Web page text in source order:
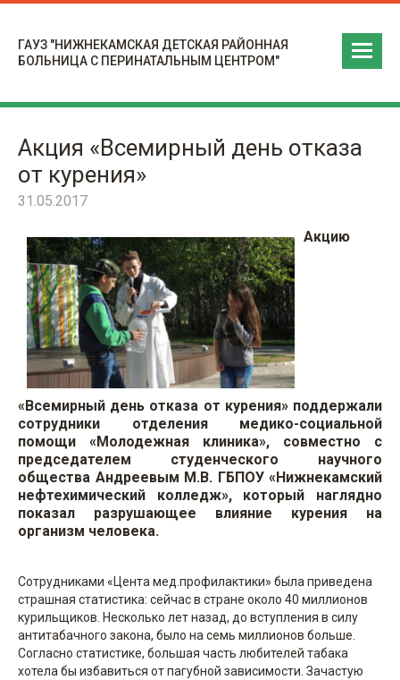
ГАУЗ "НИЖНЕКАМСКАЯ ДЕТСКАЯ РАЙОННАЯ
БОЛЬНИЦА С ПЕРИНАТАЛЬНЫМ ЦЕНТРОМ"
Акция «Всемирный день отказа
от курения»
31.05.2017
Акцию
«Всемирный день отказа от курения» поддержали
сотрудники отделения медико-социальной
помощи «Молодежная клиника», совместно с
председателем студенческого научного
общества Андреевым М.В. ГБПОУ «Нижнекамский
нефтехимический колледж», который наглядно
показал разрушающее влияние курения на
организм человека.
Сотрудниками «Цента мед.профилактики» была приведена
страшная статистика: сейчас в стране около 40 миллионов
курильщиков. Несколько лет назад, до вступления в силу
антитабачного закона, было на семь миллионов больше.
Согласно статистике, большая часть любителей табака
хотела бы избавиться от пагубной зависимости. Зачастую